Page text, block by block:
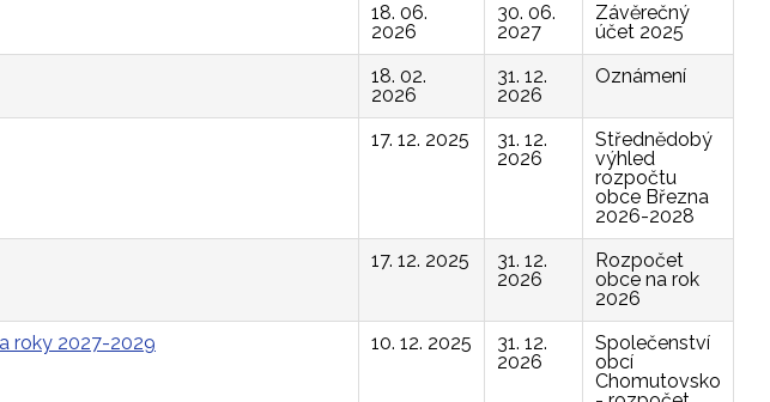
18. 06.
2026
30. 06.
2027
Závěrečný
účet 2025
18. 02.
2026
31. 12.
2026
Oznámení
17. 12. 2025
31. 12.
2026
Střednědobý
výhled
rozpočtu
obce Března
2026-2028
17. 12. 2025
31. 12.
2026
Rozpočet
obce na rok
2026
roky 2027-2029
10. 12. 2025
31. 12.
2026
Společenství
obcí
Chomutovsko